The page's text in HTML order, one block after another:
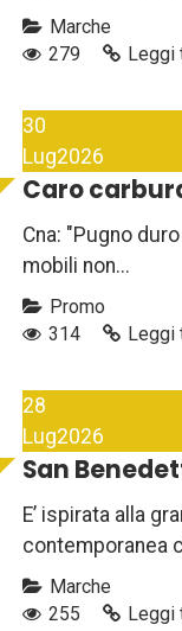
Marche
279
Leggi
30
Lug2026
Caro
Cna: "Pugno
mobili non...
Promo
314
Leggi
28
Lug2026
San
E’ ispirata alla
contemporanea
Marche
255
Leggi